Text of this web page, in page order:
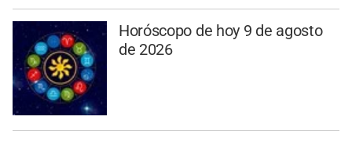
Horóscopo de hoy 9 de agosto
de 2026